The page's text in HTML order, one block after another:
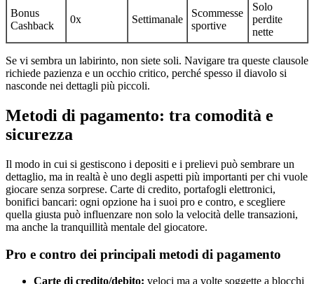
Bonus
Cashback
0x Settimanale
Scommesse
sportive
Solo
perdite
nette
Se vi sembra un labirinto, non siete soli. Navigare tra queste clausole
richiede pazienza e un occhio critico, perché spesso il diavolo si
nasconde nei dettagli più piccoli.
Metodi di pagamento: tra comodità e
sicurezza
Il modo in cui si gestiscono i depositi e i prelievi può sembrare un
dettaglio, ma in realtà è uno degli aspetti più importanti per chi vuole
giocare senza sorprese. Carte di credito, portafogli elettronici,
bonifici bancari: ogni opzione ha i suoi pro e contro, e scegliere
quella giusta può influenzare non solo la velocità delle transazioni,
ma anche la tranquillità mentale del giocatore.
Pro e contro dei principali metodi di pagamento
Carte di credito/debito: veloci ma a volte soggette a blocchi